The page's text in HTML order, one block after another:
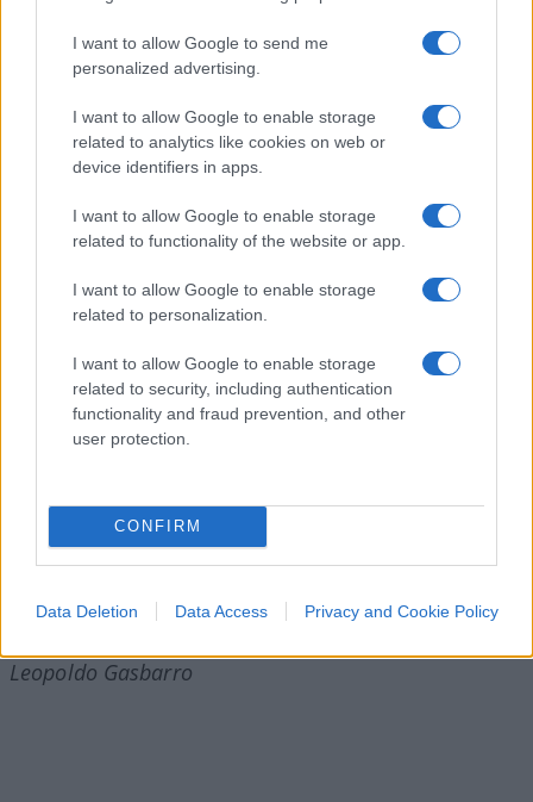
I want to allow Google to send me
personalized advertising.
I want to allow Google to enable storage
related to analytics like cookies on web or
device identifiers in apps.
I want to allow Google to enable storage
related to functionality of the website or app.
I want to allow Google to enable storage
related to personalization.
I want to allow Google to enable storage
related to security, including authentication
functionality and fraud prevention, and other
user protection.
CONFIRM
Data Deletion Data Access Privacy and Cookie Policy
maniera strumentale? Perché nelle stesse pagine
nessuno si lamenta del fatto che la formazione del
La strumentalizzazione o la scarsa attitudine a
raccontare i fatti per come sono passa anche per
evidenziato il presunto razzismo inglese.
Dipendente da cosa? Dal fatto che le aree rurali
dell’Inghilterra siano al 98% bianche. E’ come se
pretendessimo che nel cuore dell’ Africa nera ci
fossero tanti bianchi.
Leopoldo Gasbarro